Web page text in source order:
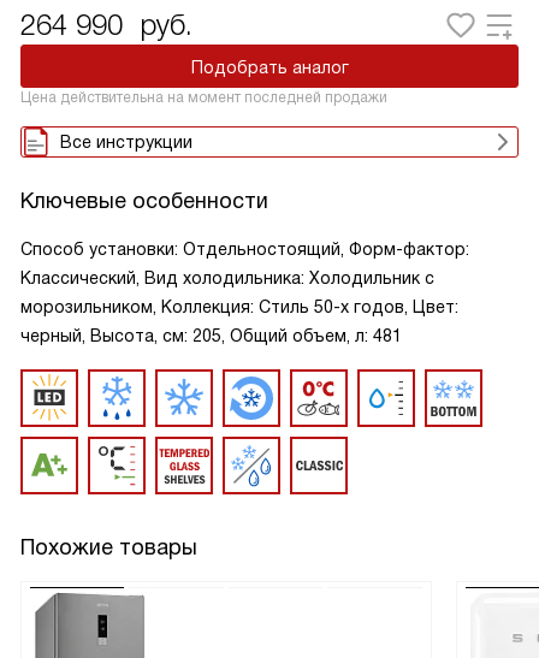
264 990 руб.
Подобрать аналог
Цена действительна на момент последней продажи
Все инструкции
Ключевые особенности
Способ установки: Отдельностоящий, Форм-фактор:
Классический, Вид холодильника: Холодильник с
морозильником, Коллекция: Стиль 50-х годов, Цвет:
черный, Высота, см: 205, Общий объем, л: 481
Похожие товары